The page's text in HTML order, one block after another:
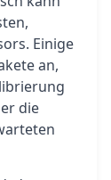
Einige
an,
die